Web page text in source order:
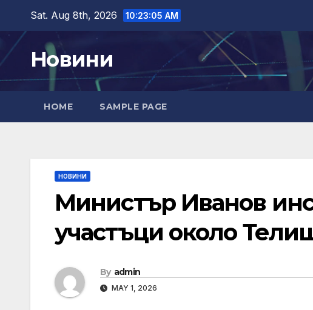
content
Sat. Aug 8th, 2026 10:23:06 AM
Новини
HOME SAMPLE PAGE
НОВИНИ
Министър Иванов
участъци около
By admin
MAY 1, 2026